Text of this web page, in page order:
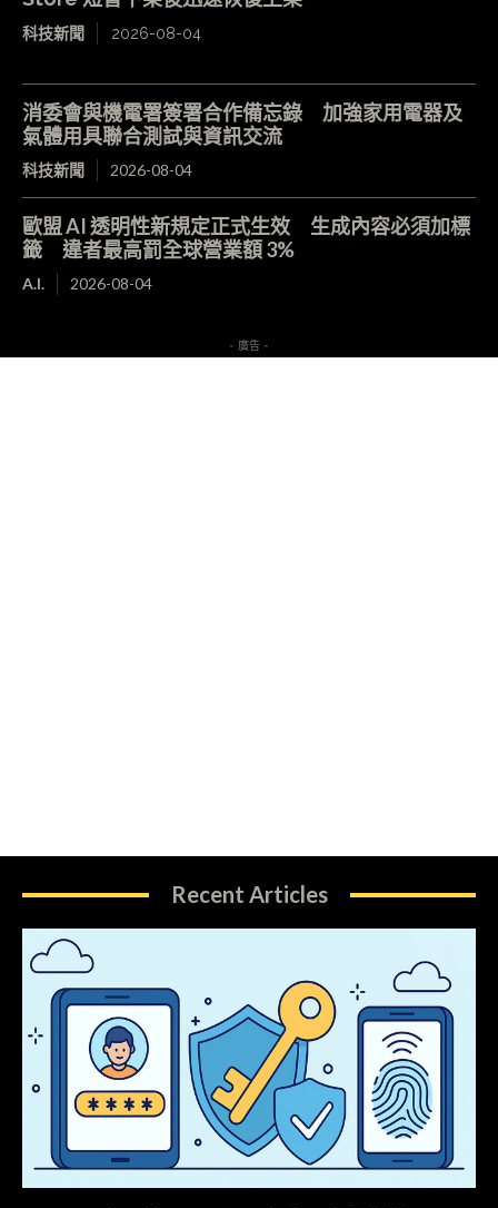
科技新聞 2026-08-04
消委會與機電署簽署合作備忘錄 加強家用電器及
氣體用具聯合測試與資訊交流
科技新聞 2026-08-04
歐盟 AI 透明性新規定正式生效 生成內容必須加標
籤 違者最高罰全球營業額 3%
A.I. 2026-08-04
- 廣告 -
Recent Articles